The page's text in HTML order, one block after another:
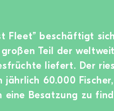
Fleet” beschäftigt
Teil der
liefert. Der
jährlich 60.000
eine Besatzung zu